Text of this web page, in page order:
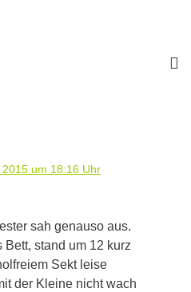
um 18:16 Uhr
sah genauso aus.
Bett, stand um 12 kurz
Sekt leise
der Kleine nicht wach